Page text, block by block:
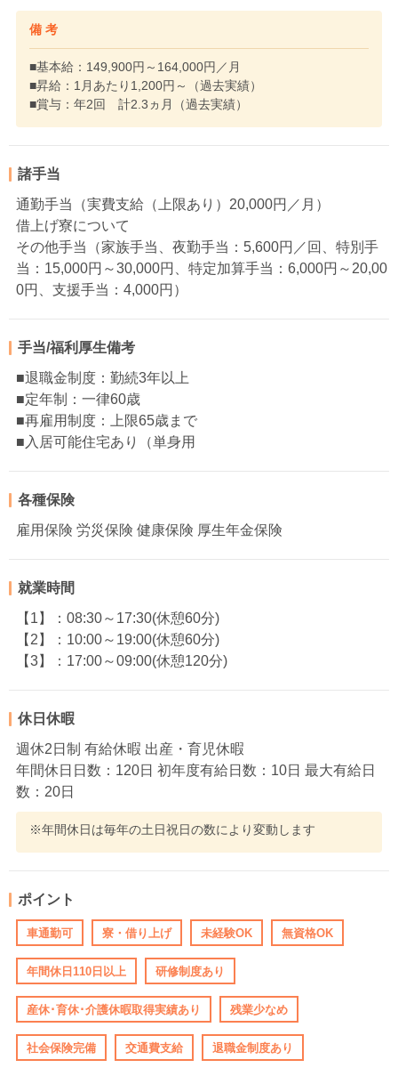
備 考
■基本給：149,900円～164,000円／月
■昇給：1月あたり1,200円～（過去実績）
■賞与：年2回 計2.3ヵ月（過去実績）
諸手当
通勤手当（実費支給（上限あり）20,000円／月）
借上げ寮について
その他手当（家族手当、夜勤手当：5,600円／回、特別手
当：15,000円～30,000円、特定加算手当：6,000円～20,00
0円、支援手当：4,000円）
手当/福利厚生備考
■退職金制度：勤続3年以上
■定年制：一律60歳
■再雇用制度：上限65歳まで
■入居可能住宅あり（単身用
各種保険
雇用保険 労災保険 健康保険 厚生年金保険
就業時間
【1】：08:30～17:30(休憩60分)
【2】：10:00～19:00(休憩60分)
【3】：17:00～09:00(休憩120分)
休日休暇
週休2日制 有給休暇 出産・育児休暇
年間休日日数：120日 初年度有給日数：10日 最大有給日
数：20日
※年間休日は毎年の土日祝日の数により変動します
ポイント
車通勤可 寮・借り上げ 未経験OK 無資格OK
年間休日110日以上 研修制度あり
産休･育休･介護休暇取得実績あり 残業少なめ
社会保険完備 交通費支給 退職金制度あり